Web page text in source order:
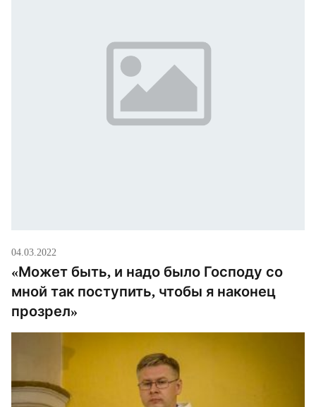
04.03.2022
«Может быть, и надо было Господу со
мной так поступить, чтобы я наконец
прозрел»